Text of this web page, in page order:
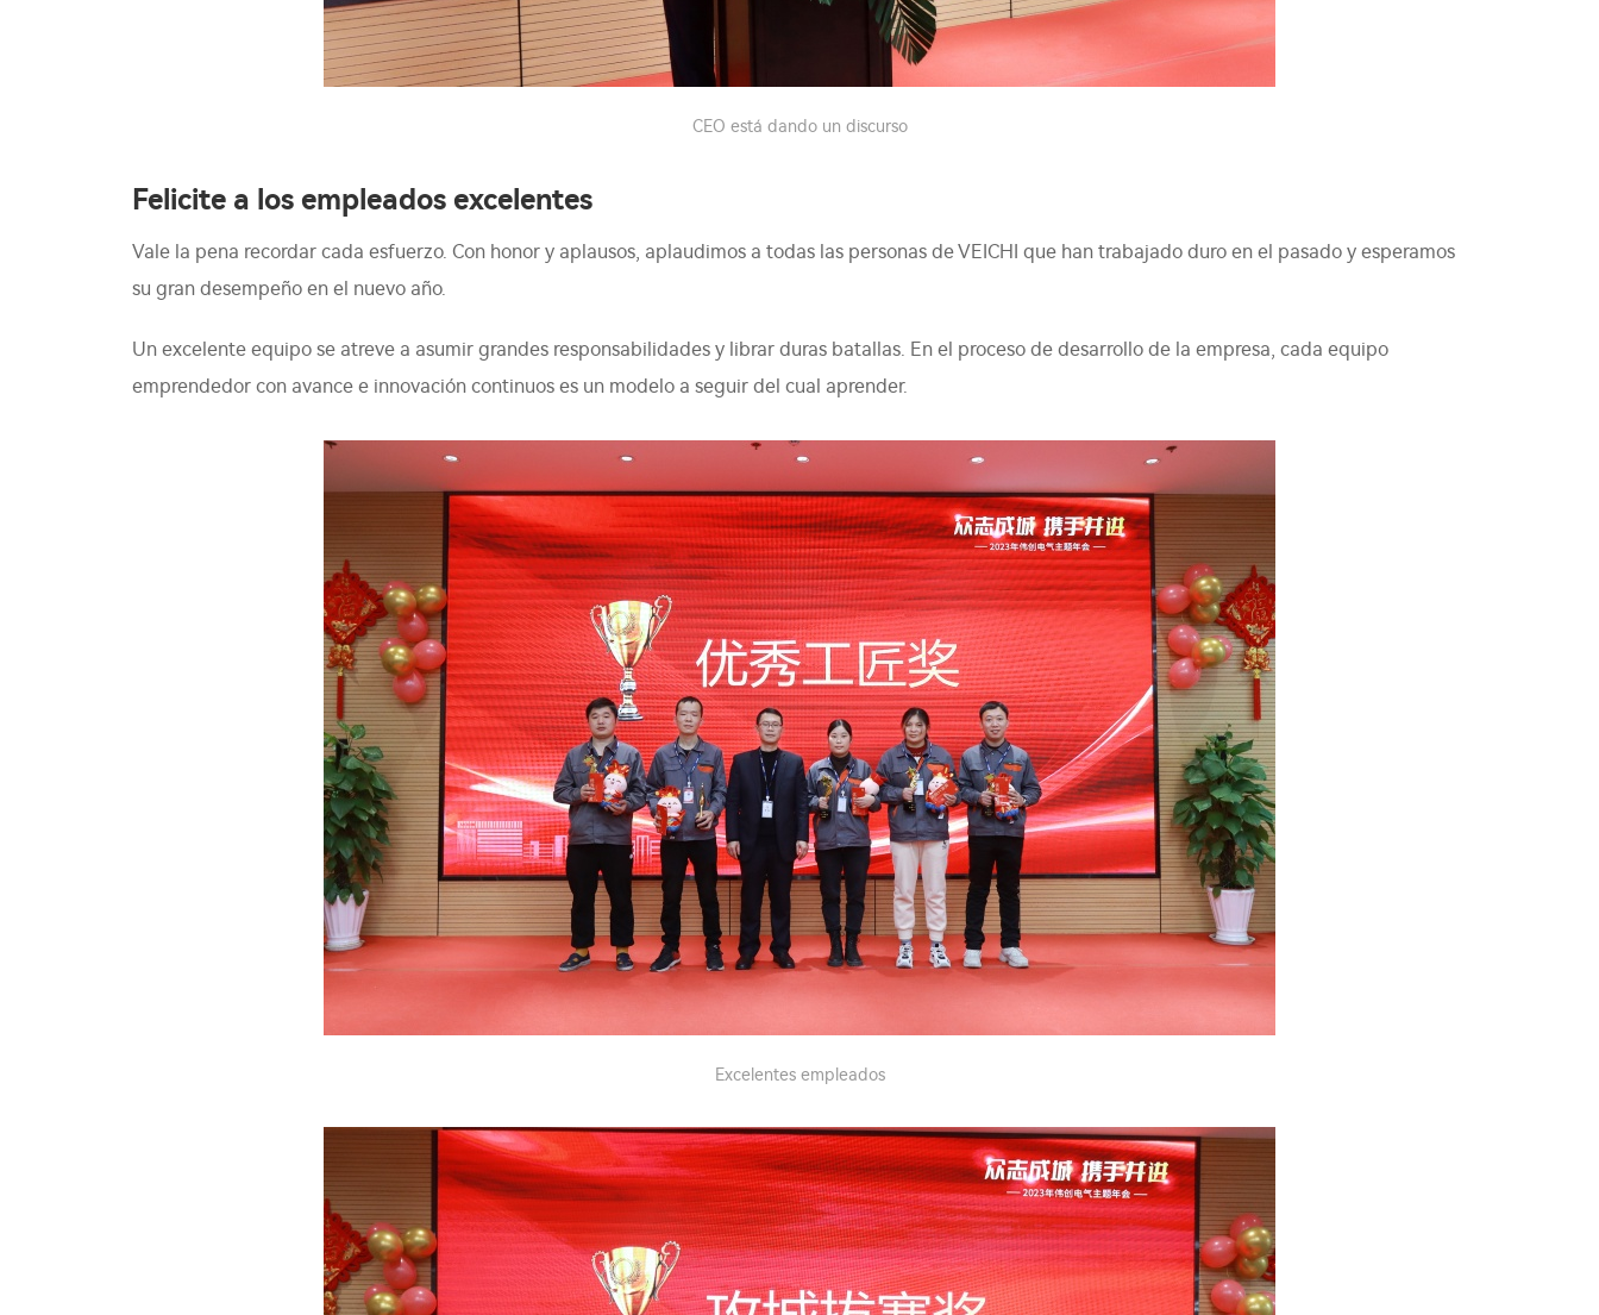
CEO está dando un discurso
Felicite a los empleados excelentes
Vale la pena recordar cada esfuerzo. Con honor y aplausos, aplaudimos a todas las personas de VEICHI que han trabajado duro en el pasado y esperamos
su gran desempeño en el nuevo año.
Un excelente equipo se atreve a asumir grandes responsabilidades y librar duras batallas. En el proceso de desarrollo de la empresa, cada equipo
emprendedor con avance e innovación continuos es un modelo a seguir del cual aprender.
Excelentes empleados